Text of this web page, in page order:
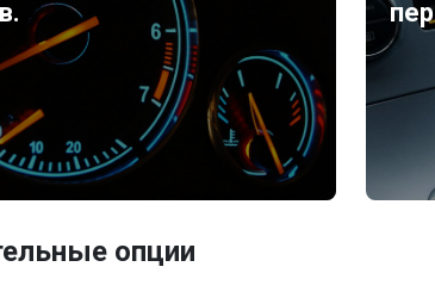
опции